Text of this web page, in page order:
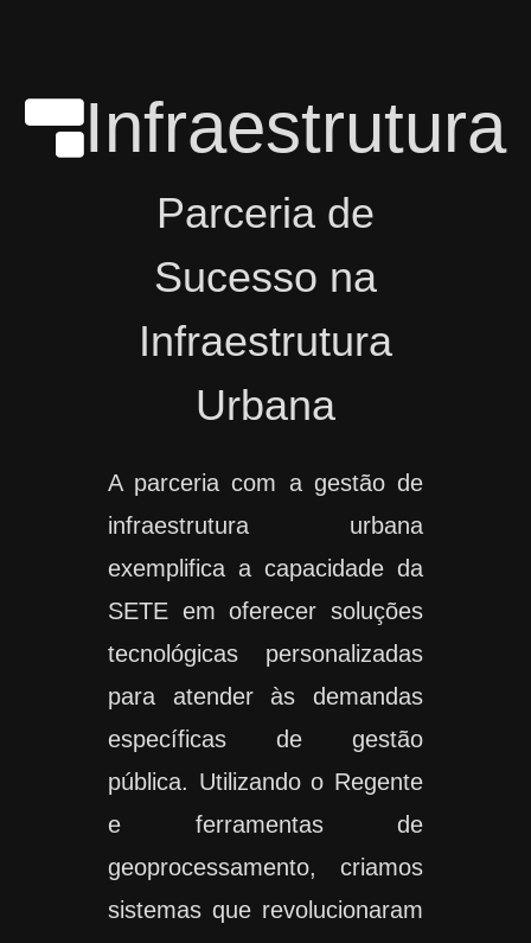
Infraestrutura
Parceria de
Sucesso na
Infraestrutura
Urbana
A parceria com a gestão de
infraestrutura urbana
exemplifica a capacidade da
SETE em oferecer soluções
tecnológicas personalizadas
para atender às demandas
específicas de gestão
pública. Utilizando o Regente
e ferramentas de
geoprocessamento, criamos
sistemas que revolucionaram